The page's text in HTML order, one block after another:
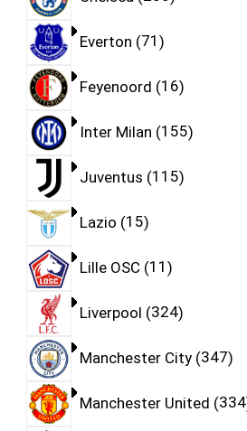
Everton 71
Feyenoord 16
Inter Milan 155
Juventus 115
Lazio 15
Lille OSC 11
Liverpool 324
Manchester City 347
Manchester United 334